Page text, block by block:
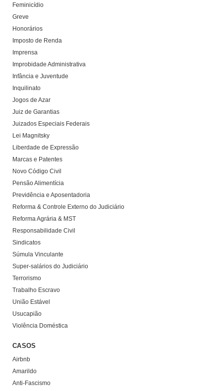
Feminicídio
Greve
Honorários
Imposto de Renda
Imprensa
Improbidade Administrativa
Infância e Juventude
Inquilinato
Jogos de Azar
Juiz de Garantias
Juizados Especiais Federais
Lei Magnitsky
Liberdade de Expressão
Marcas e Patentes
Novo Código Civil
Pensão Alimentícia
Previdência e Aposentadoria
Reforma & Controle Externo do Judiciário
Reforma Agrária & MST
Responsabilidade Civil
Sindicatos
Súmula Vinculante
Super-salários do Judiciário
Terrorismo
Trabalho Escravo
União Estável
Usucapião
Violência Doméstica
CASOS
Airbnb
Amarildo
Anti-Fascismo